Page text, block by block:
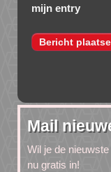
mijn entry
Mail
Wil je de
nu gratis in!